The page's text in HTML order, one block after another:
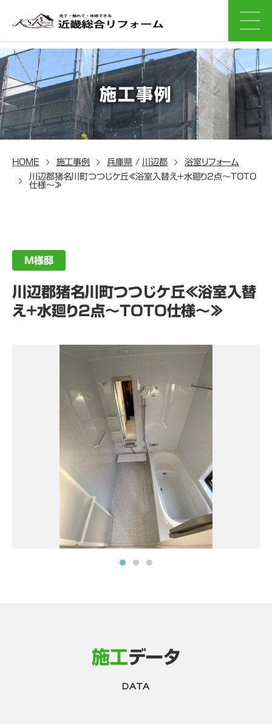
施工事例
HOME 施工事例 兵庫県/ 川辺郡
浴室リフォーム
川辺郡猪名川町つつじケ丘≪浴室入替え+水廻り2点～TOTO
仕様～≫
M様邸
川辺郡猪名川町つつじケ丘≪浴室入替
え+水廻り2点～TOTO仕様～≫
施工データ
DATA